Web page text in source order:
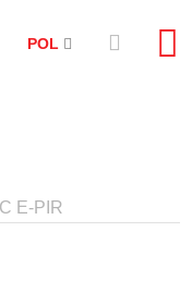
POL
E-PIR